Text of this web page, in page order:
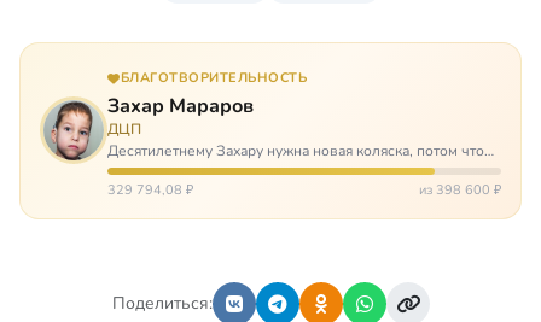
БЛАГОТВОРИТЕЛЬНОСТЬ
Захар Мараров
ДЦП
Десятилетнему Захару нужна новая коляска, потом что
старая сломалась. А без коляски он не сможет не только
просто выходить из дома, но и продолжать лечение в
329 794,08 ₽ из 398 600 ₽
Поделиться: